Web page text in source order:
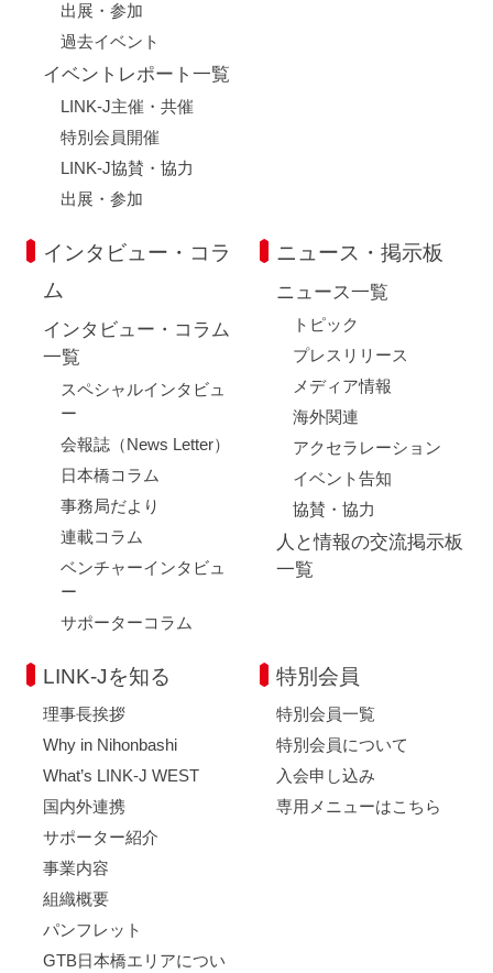
出展・参加
過去イベント
イベントレポート一覧
LINK-J主催・共催
特別会員開催
LINK-J協賛・協力
出展・参加
インタビュー・コラ
ム
インタビュー・コラム
一覧
スペシャルインタビュ
ー
会報誌（News Letter）
日本橋コラム
事務局だより
連載コラム
ベンチャーインタビュ
ー
サポーターコラム
ニュース・掲示板
ニュース一覧
トピック
プレスリリース
メディア情報
海外関連
アクセラレーション
イベント告知
協賛・協力
人と情報の交流掲示板
一覧
LINK-Jを知る
理事長挨拶
Why in Nihonbashi
What’s LINK-J WEST
国内外連携
サポーター紹介
事業内容
組織概要
パンフレット
GTB日本橋エリアについ
特別会員
特別会員一覧
特別会員について
入会申し込み
専用メニューはこちら